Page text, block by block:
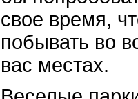
свое время,
побывать во
вас местах.